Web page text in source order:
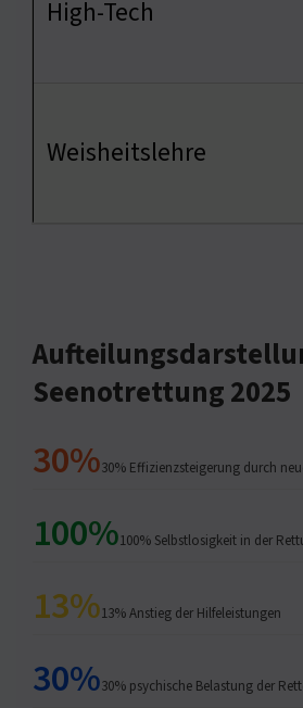
High-Tech
Weisheitslehre
Seenotrettung 2025
30%30% Effizienzsteigerung durch
100%100% Selbstlosigkeit in der
13%13% Anstieg der Hilfeleistungen
30%30% psychische Belastung der